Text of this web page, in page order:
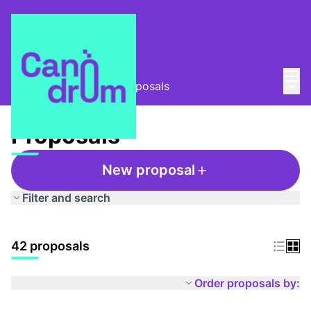
Taula Comunitària / Proposals
Proposals
New proposal
Filter and search
42 proposals
Order proposals by: